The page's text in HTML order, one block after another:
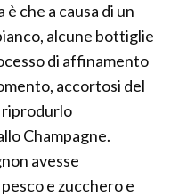
che a causa di un
alcune bottiglie
di affinamento
accortosi del
riprodurlo
Champagne.
avesse
e zucchero e